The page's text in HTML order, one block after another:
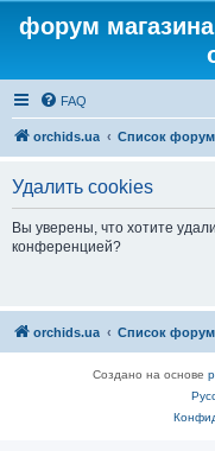
форум
FAQ
orchids.ua Список
Удалить cookies
Вы уверены, что хотите
конференцией?
orchids.ua Список
Создано на основе